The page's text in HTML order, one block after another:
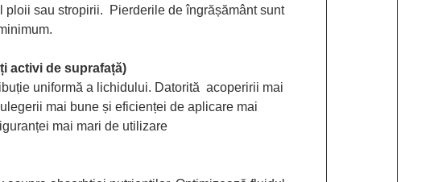
ploii sau stropirii. Pierderile de îngrășământ sunt
activi de suprafață)
uniformă a lichidului. Datorită acoperirii mai
mai bune și eficienței de aplicare mai
mai mari de utilizare